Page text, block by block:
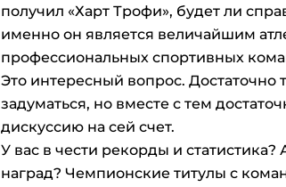
получил «Харт Трофи», будет ли
именно он является величайшим
профессиональных спортивных
Это интересный вопрос. Достаточно
задуматься, но вместе с тем
дискуссию на сей счет.
У вас в чести рекорды и
наград? Чемпионские титулы с